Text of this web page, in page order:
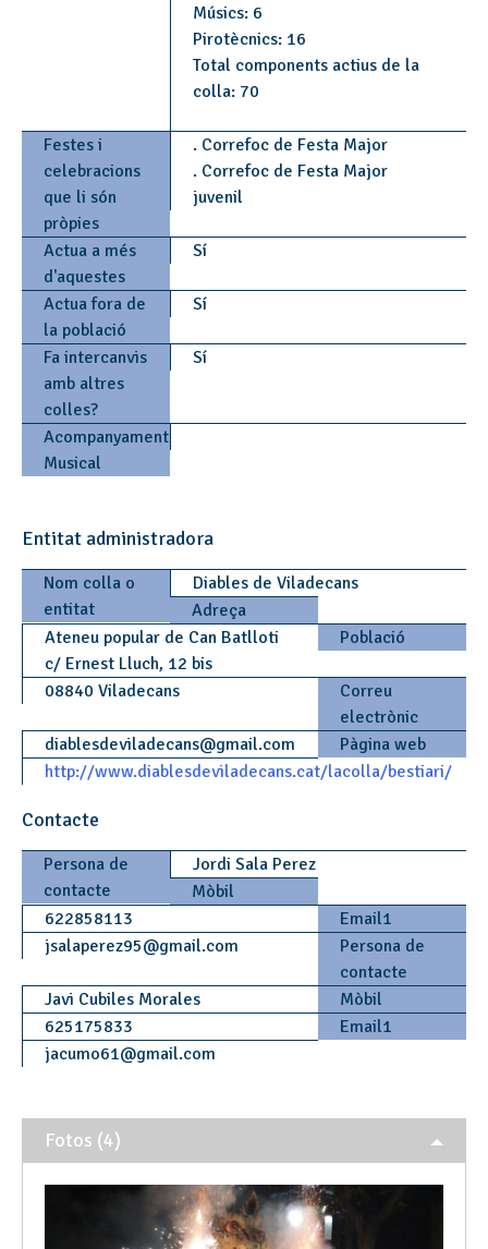
Músics: 6
Pirotècnics: 16
Total components actius de la
colla: 70
Festes i
celebracions
que li són
pròpies
. Correfoc de Festa Major
. Correfoc de Festa Major
juvenil
Actua a més
d'aquestes
Sí
Actua fora de
la població
Sí
Fa intercanvis
amb altres
colles?
Sí
Acompanyament
Musical
Entitat administradora
Nom colla o
entitat
Diables de Viladecans
Adreça
Ateneu popular de Can Batlloti
c/ Ernest Lluch, 12 bis
Població
08840 Viladecans
Correu
electrònic
diablesdeviladecans@gmail.com
Pàgina web
http://www.diablesdeviladecans.cat/lacolla/bestiari/
Contacte
Persona de
contacte
Jordi Sala Perez
Mòbil
622858113
Email1
jsalaperez95@gmail.com
Persona de
contacte
Javi Cubiles Morales
Mòbil
625175833
Email1
jacumo61@gmail.com
Fotos (4)